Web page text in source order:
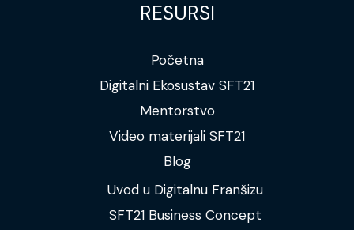
RESURSI
Početna
Digitalni Ekosustav SFT21
Mentorstvo
Video materijali SFT21
Blog
Uvod u Digitalnu Franšizu
SFT21 Business Concept